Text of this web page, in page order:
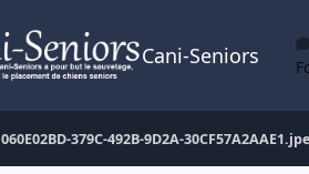
Cani-Seniors
060E02BD-379C-492B-9D2A-